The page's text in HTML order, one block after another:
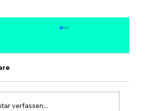
Dollar pro Bitcoin ist
kurzfristiges Ziel. Bei 1 Mio. USD
Bitcoin eine Marktkapitalisierung von
verfassen...